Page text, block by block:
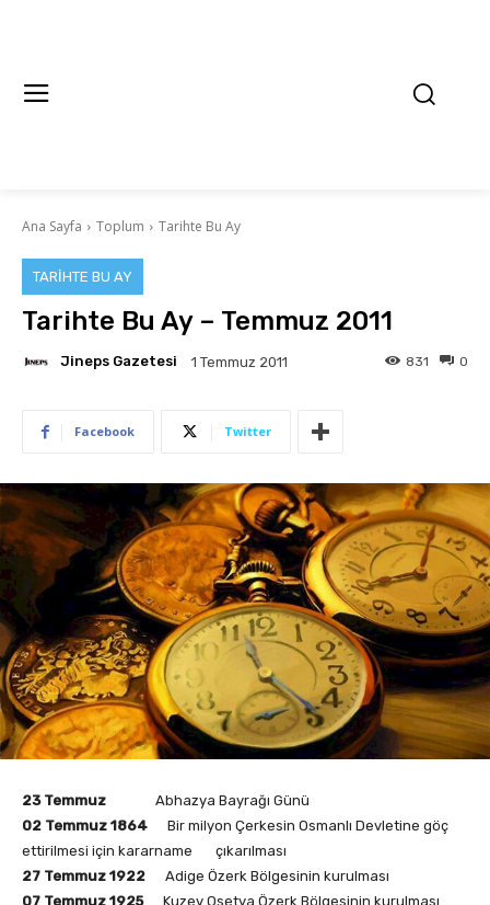
Ana Sayfa Toplum Tarihte Bu Ay
TARIHTE BU AY
Tarihte Bu Ay – Temmuz 2011
Jineps Gazetesi 1 Temmuz 2011 0
831
Facebook Twitter
23 Temmuz
Abhazya Bayrağı Günü
02 Temmuz 1864
Bir milyon Çerkesin Osmanlı Devletine göç
ettirilmesi için kararname çıkarılması
27 Temmuz 1922
Adige Özerk Bölgesinin kurulması
07 Temmuz 1925
Kuzey Osetya Özerk Bölgesinin kurulması